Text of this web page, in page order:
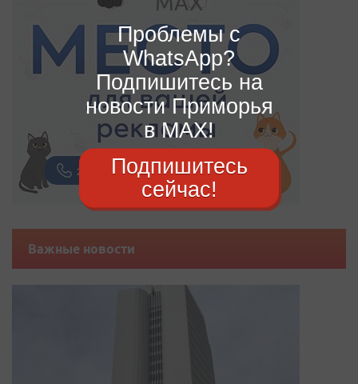
Важные новости
Проблемы с
WhatsApp?
Подпишитесь на
новости Приморья
в MAX!
Подпишитесь
сейчас!